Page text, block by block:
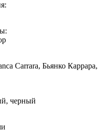
Carrara, Бьянко Каррара,
черный